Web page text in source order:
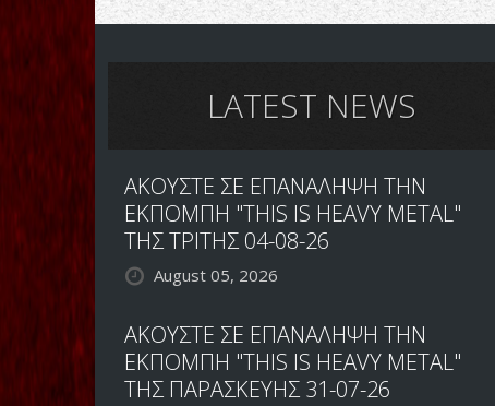
LATEST NEWS
ΑΚΟΥΣΤΕ ΣΕ ΕΠΑΝΑΛΗΨΗ ΤΗΝ
ΕΚΠΟΜΠΗ "THIS IS HEAVY METAL"
ΤΗΣ ΤΡΙΤΗΣ 04-08-26
August 05, 2026
ΑΚΟΥΣΤΕ ΣΕ ΕΠΑΝΑΛΗΨΗ ΤΗΝ
ΕΚΠΟΜΠΗ "THIS IS HEAVY METAL"
ΤΗΣ ΠΑΡΑΣΚΕΥΗΣ 31-07-26